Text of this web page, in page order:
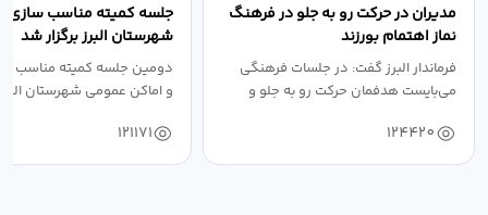
مدیران در حرکت رو به جلو در فرهنگ
نماز اهتمام بورزند
فرماندار البرز گفت: در جلسات فرهنگی
می‌بایست هدفمان حرکت رو به جلو و
124420
جلسه کمیته مناسب سازی
شهرستان البرز برگزار شد
دومین جلسه کمیته مناسب
و اماکن عمومی شهرستان
121171